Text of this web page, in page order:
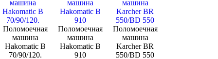
Поломоечная
машина
Hakomatic B
70/90/120.
Поломоечная
машина
Hakomatic B
910
Поломоечная
машина
Karcher BR
550/BD 550